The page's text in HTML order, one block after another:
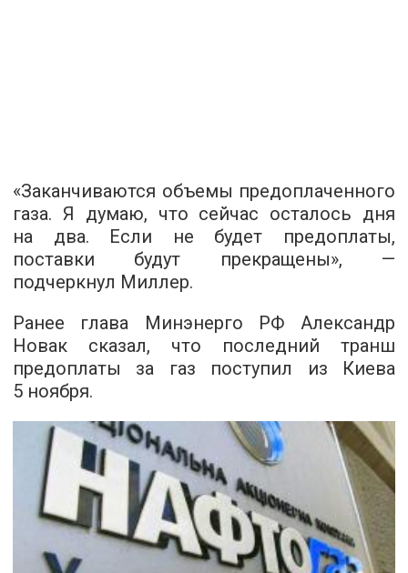
«Заканчиваются объемы предоплаченного
газа. Я думаю, что сейчас осталось дня
на два. Если не будет предоплаты,
поставки будут прекращены», —
подчеркнул Миллер.
Ранее глава Минэнерго РФ Александр
Новак сказал, что последний транш
предоплаты за газ поступил из Киева
5 ноября.